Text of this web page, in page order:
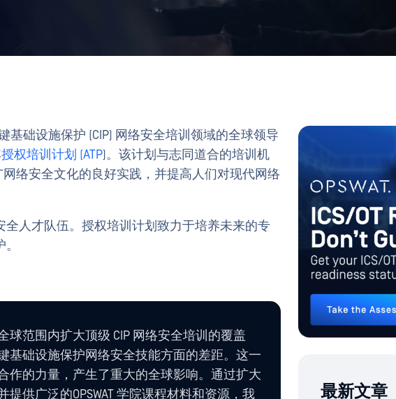
基础设施保护 (CIP) 网络安全培训领域的全球领导
授权培训计划 (ATP)。该计划与志同道合的培训机
络安全文化的良好实践，并提高人们对现代网络
人才队伍。授权培训计划致力于培养未来的专
球范围内扩大顶级 CIP 网络安全培训的覆盖
基础设施保护网络安全技能方面的差距。这一
作的力量，产生了重大的全球影响。通过扩大
提供广泛的OPSWAT 学院课程材料和资源，我
最新文章